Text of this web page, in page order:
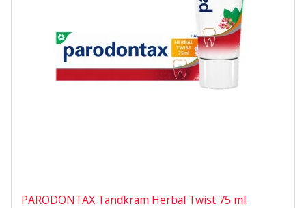
PARODONTAX Tandkräm Herbal Twist 75 ml.